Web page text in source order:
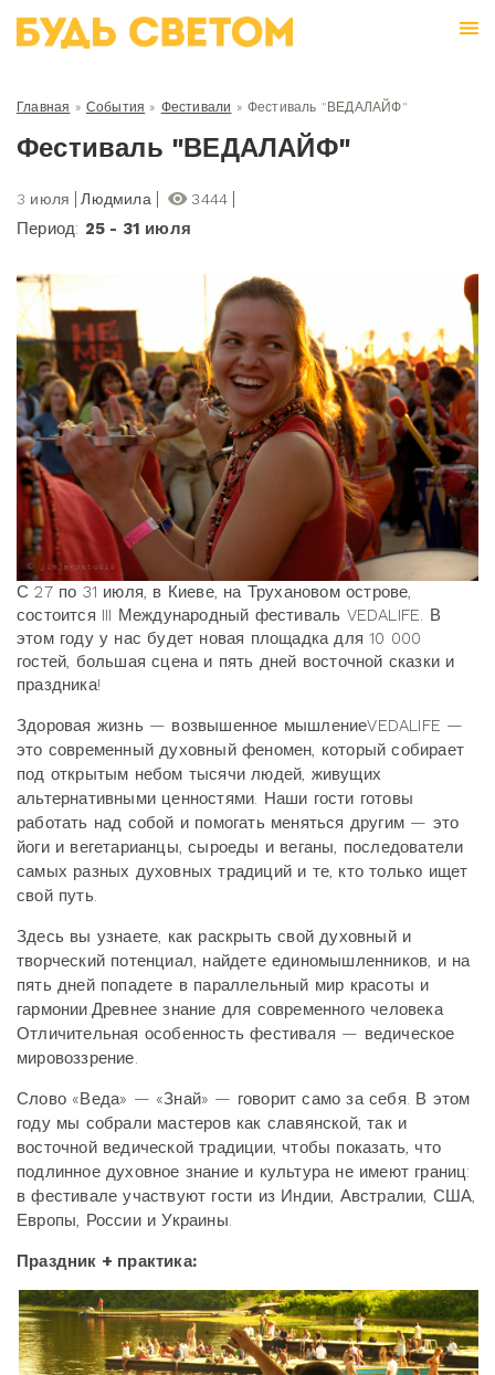
Главная » События » Фестивали » Фестиваль "ВЕДАЛАЙФ"
Фестиваль "ВЕДАЛАЙФ"
3 июля Людмила 3444
Период: 25 - 31 июля
С 27 по 31 июля, в Киеве, на Трухановом острове,
состоится III Международный фестиваль VEDALIFE. В
этом году у нас будет новая площадка для 10 000
гостей, большая сцена и пять дней восточной сказки и
праздника!
Здоровая жизнь — возвышенное мышлениеVEDALIFE —
это современный духовный феномен, который собирает
под открытым небом тысячи людей, живущих
альтернативными ценностями. Наши гости готовы
работать над собой и помогать меняться другим — это
йоги и вегетарианцы, сыроеды и веганы, последователи
самых разных духовных традиций и те, кто только ищет
свой путь.
Здесь вы узнаете, как раскрыть свой духовный и
творческий потенциал, найдете единомышленников, и на
пять дней попадете в параллельный мир красоты и
гармонии.Древнее знание для современного человека
Отличительная особенность фестиваля — ведическое
мировоззрение.
Слово «Веда» — «Знай» — говорит само за себя. В этом
году мы собрали мастеров как славянской, так и
восточной ведической традиции, чтобы показать, что
подлинное духовное знание и культура не имеют границ:
в фестивале участвуют гости из Индии, Австралии, США,
Европы, России и Украины.
Праздник + практика: